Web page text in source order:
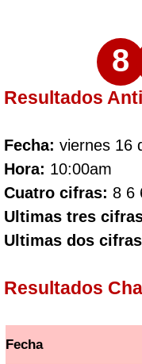
8
Resultados
Fecha: viernes 16
Hora: 10:00am
Cuatro cifras: 8 6
Ultimas tres
Ultimas dos
Resultados
Fecha